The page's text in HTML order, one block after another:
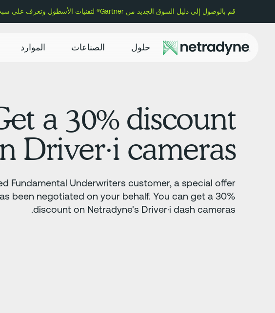
قم بالوصول إلى دليل السوق الجديد من Gartner® لتقنيات الأسطول وتعرف على سبب تسمية Netradyne كمورد تمثيلي.
حلول الصناعات الموارد
a 30% discount
Driver·i cameras.
Fundamental Underwriters customer, a special offer
been negotiated on your behalf. You can get a 30%
discount on Netradyne's Driver·i dash cameras.